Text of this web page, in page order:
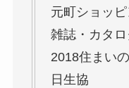
元町ショッ
雑誌・カタ
2018住まい
日生協